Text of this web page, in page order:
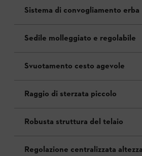
Sistema di convogliamento erba
Sedile molleggiato e regolabile
Svuotamento cesto agevole
Raggio di sterzata piccolo
Robusta struttura del telaio
Regolazione centralizzata